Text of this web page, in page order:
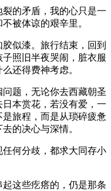
的矛盾，我的心只是一
被体谅的艰辛里。
似漆。旅行结束，回到
照旧半夜哭闹，脏衣服
还得费神考虑。
题，无论你去西藏朝圣
本赏花，若没有爱，一
旅程，而是从琐碎疲惫
的决心与深情。
何分歧，都求大同存小
这些疙瘩的，仍是那条